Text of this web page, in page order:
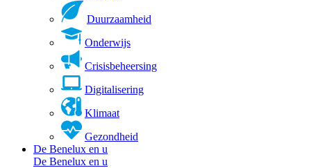
Duurzaamheid
Onderwijs
Crisisbeheersing
Digitalisering
Klimaat
Gezondheid
De Benelux en u
De Benelux en u